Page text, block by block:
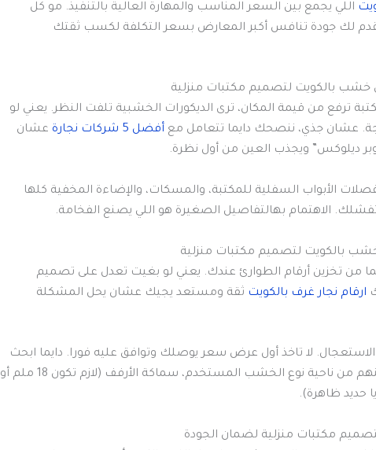
اللي يجمع بين السعر المناسب والمهارة العالية بالتنفيذ. مو كل
لك جودة تنافس أكبر المعارض بسعر التكلفة لكسب ثقتك
ترفع من قيمة المكان، ترى الديكورات الخشبية تلفت النظر. يعني لو
عشان جذي، ننصحك دايما تتعامل مع أفضل 5 شركات نجارة
عشان
ديلوكس” ويجذب العين من أول نظرة.
الأبواب السفلية للمكتبة، والمسكات، والإضاءة المخفية كلها
الاهتمام بهالتفاصيل الصغيرة هو اللي يصنع الفخامة.
من تخزين أرقام الطوارئ عندك. يعني لو بغيت تعدل على تصميم
ارقام نجار غرف بالكويت ثقة ومستعد يجيك عشان يحل المشكلة
الاستعجال. لا تاخذ أول عرض سعر يوصلك وتوافق عليه فورا. دايما ابحث
المكتبات وقارن بينهم من ناحية نوع الخشب المستخدم، سماكة الأرفف (لازم تكون 18 ملم أو
حديد ظاهرة).